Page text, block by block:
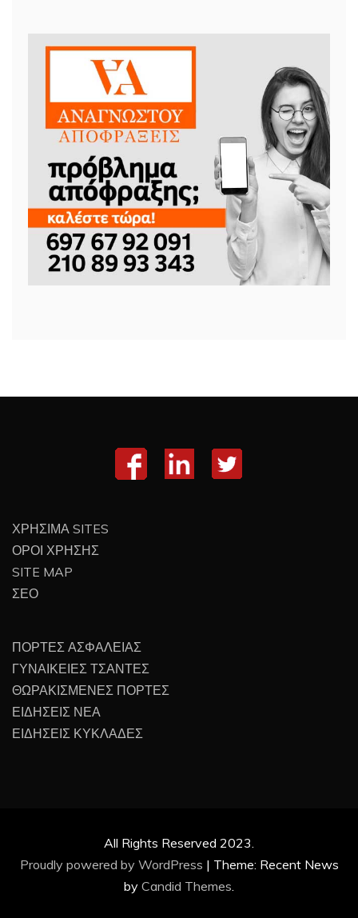
ΧΡΗΣΙΜΑ SITES
ΟΡΟΙ ΧΡΗΣΗΣ
SITE MAP
ΣΕΟ
ΠΟΡΤΕΣ ΑΣΦΑΛΕΙΑΣ
ΓΥΝΑΙΚΕΙΕΣ ΤΣΑΝΤΕΣ
ΘΩΡΑΚΙΣΜΕΝΕΣ ΠΟΡΤΕΣ
ΕΙΔΗΣΕΙΣ ΝΕΑ
ΕΙΔΗΣΕΙΣ ΚΥΚΛΑΔΕΣ
All Rights Reserved 2023.
Proudly powered by WordPress | Theme: Recent News
by Candid Themes.